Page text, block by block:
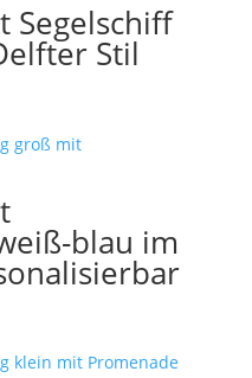
Segelschiff
Stil
blau im